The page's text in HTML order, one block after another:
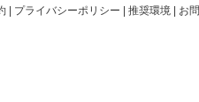
プライバシーポリシー 推奨環境 お